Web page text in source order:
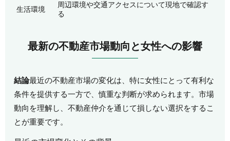
生活環境
周辺環境や交通アクセスについて現地で確認す
る
最新の不動産市場動向と女性への影響
結論最近の不動産市場の変化は、特に女性にとって有利な
条件を提供する一方で、慎重な判断が求められます。市場
動向を理解し、不動産仲介を通じて損しない選択をするこ
とが重要です。